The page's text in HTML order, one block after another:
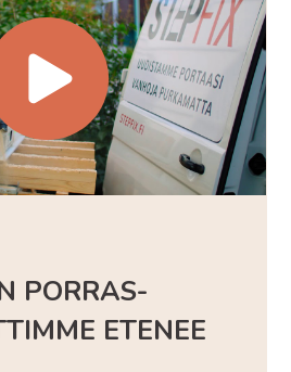
PORRAS­
ETENEE